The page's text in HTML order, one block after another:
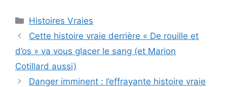
Catégories
Histoires Vraies
Cette histoire vraie derrière « De rouille et
d’os » va vous glacer le sang (et Marion
Cotillard aussi)
Danger imminent : l’effrayante histoire vraie